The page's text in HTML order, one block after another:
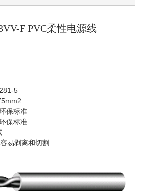
F PVC柔性电源线
5
保标准
保标准
易剥离和切割